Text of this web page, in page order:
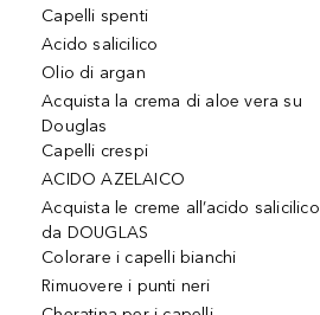
Capelli spenti
Acido salicilico
Olio di argan
Acquista la crema di aloe vera su
Douglas
Capelli crespi
ACIDO AZELAICO
Acquista le creme all’acido salicilico
da DOUGLAS
Colorare i capelli bianchi
Rimuovere i punti neri